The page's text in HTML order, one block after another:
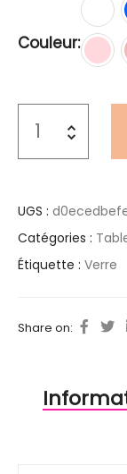
Couleur
UGS :
Catégories :
Étiquette : Verre
Share on: